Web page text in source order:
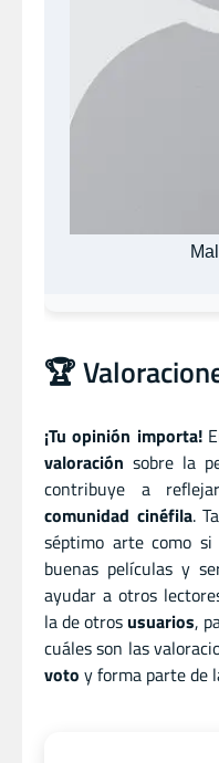
🏆
¡Tu opinión importa!
valoración sobre la
contribuye a
comunidad cinéfila.
séptimo arte como
buenas películas y
ayudar a otros
la de otros usuarios,
cuáles son las
voto y forma parte de